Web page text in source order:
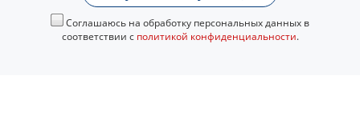
KubistarСоглашаюсь на обработку персональных данных в
соответствии с политикой конфиденциальности.